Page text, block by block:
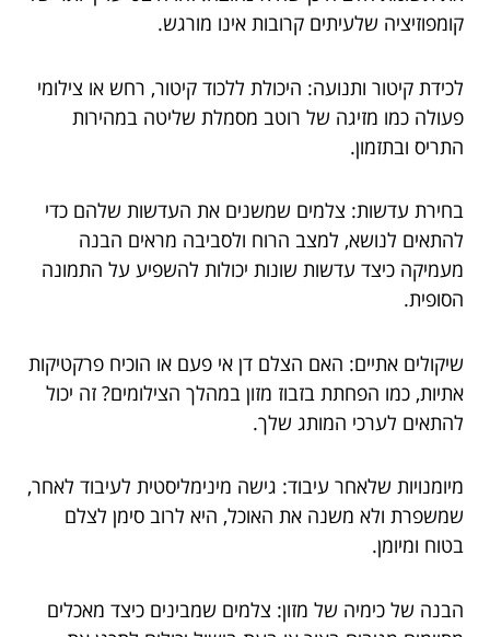
קומפוזיציה שלעיתים קרובות אינו מורגש.
לכידת קיטור ותנועה: היכולת ללכוד קיטור, רחש או צילומי
פעולה כמו מזיגה של רוטב מסמלת שליטה במהירות
התריס ובתזמון.
בחירת עדשות: צלמים שמשנים את העדשות שלהם כדי
להתאים לנושא, למצב הרוח ולסביבה מראים הבנה
מעמיקה כיצד עדשות שונות יכולות להשפיע על התמונה
הסופית.
שיקולים אתיים: האם הצלם דן אי פעם או הוכיח פרקטיקות
אתיות, כמו הפחתת בזבוז מזון במהלך הצילומים? זה יכול
להתאים לערכי המותג שלך.
מיומנויות שלאחר עיבוד: גישה מינימליסטית לעיבוד לאחר,
שמשפרת ולא משנה את האוכל, היא לרוב סימן לצלם
בטוח ומיומן.
הבנה של כימיה של מזון: צלמים שמבינים כיצד מאכלים